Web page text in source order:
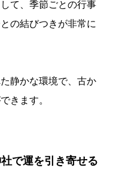
て、季節ごとの行事
の結びつきが非常に
静かな環境で、古か
きます。
で運を引き寄せる